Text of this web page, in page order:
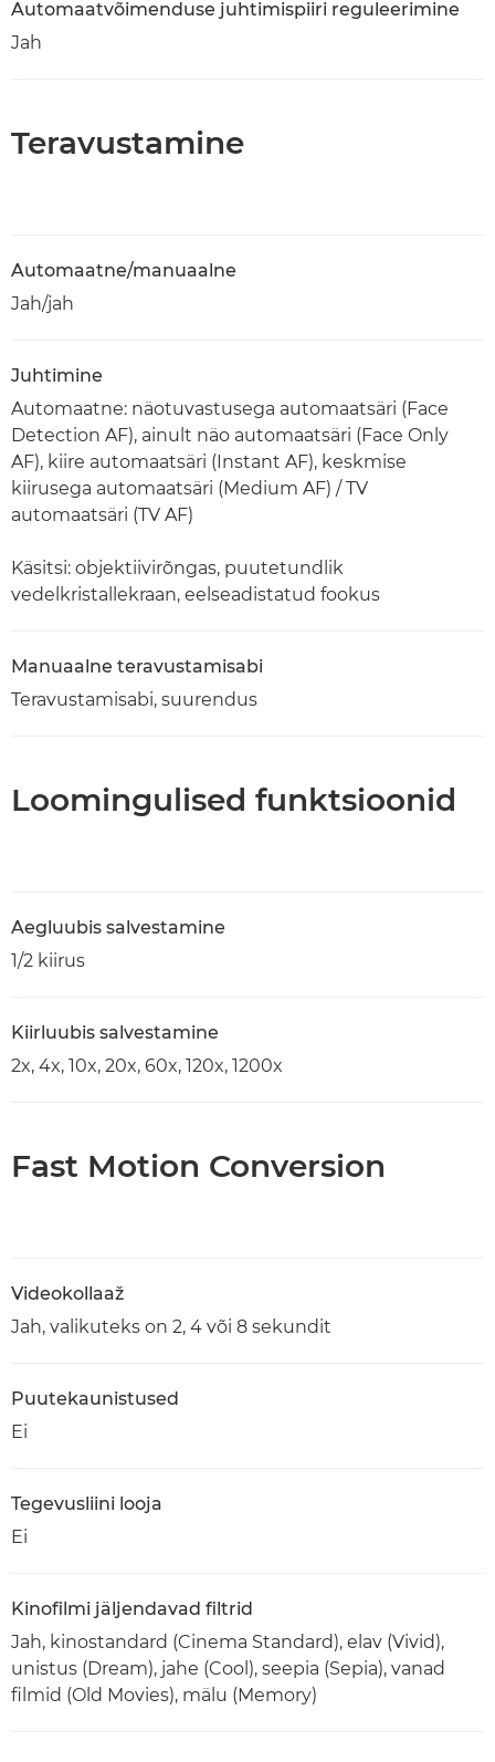
Automaatvõimenduse juhtimispiiri reguleerimine
Jah
Teravustamine
Automaatne/manuaalne
Jah/jah
Juhtimine
Automaatne: näotuvastusega automaatsäri (Face
Detection AF), ainult näo automaatsäri (Face Only
AF), kiire automaatsäri (Instant AF), keskmise
kiirusega automaatsäri (Medium AF) / TV
automaatsäri (TV AF)
Käsitsi: objektiivirõngas, puutetundlik
vedelkristallekraan, eelseadistatud fookus
Manuaalne teravustamisabi
Teravustamisabi, suurendus
Loomingulised funktsioonid
Aegluubis salvestamine
1/2 kiirus
Kiirluubis salvestamine
2x, 4x, 10x, 20x, 60x, 120x, 1200x
Fast Motion Conversion
Videokollaaž
Jah, valikuteks on 2, 4 või 8 sekundit
Puutekaunistused
Ei
Tegevusliini looja
Ei
Kinofilmi jäljendavad filtrid
Jah, kinostandard (Cinema Standard), elav (Vivid),
unistus (Dream), jahe (Cool), seepia (Sepia), vanad
filmid (Old Movies), mälu (Memory)